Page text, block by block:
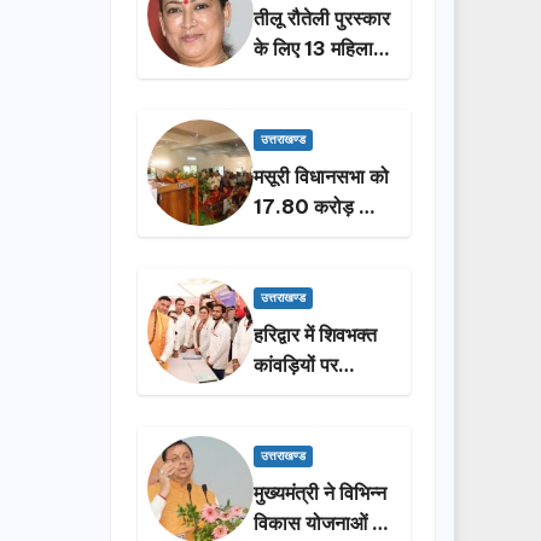
तीलू रौतेली पुरस्कार
के लिए 13 महिलाओं
का चयन, 35
कार्यकर्तियां भी होंगी
सम्मानित…
उत्तराखण्ड
मसूरी विधानसभा को
17.80 करोड़ की
विकास योजनाओं की
ने किया लोकार्पण-
शिलान्यास.
उत्तराखण्ड
हरिद्वार में शिवभक्त
कांवड़ियों पर
पुष्पवर्षा, मुख्यमंत्री
प्रक्षालन…
उत्तराखण्ड
मुख्यमंत्री ने विभिन्न
विकास योजनाओं के